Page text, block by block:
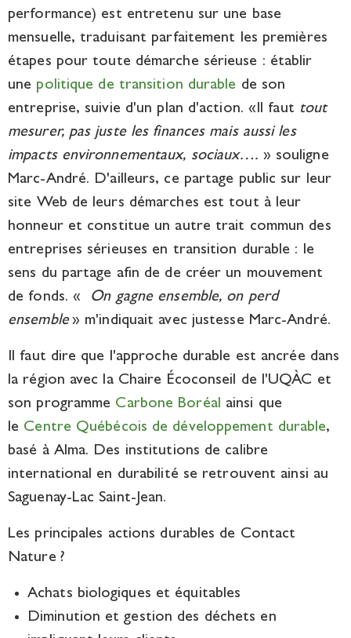
performance) est entretenu sur une base
mensuelle, traduisant parfaitement les premières
étapes pour toute démarche sérieuse : établir
une politique de transition durable de son
entreprise, suivie d'un plan d'action. «Il faut tout
mesurer, pas juste les finances mais aussi les
impacts environnementaux, sociaux…. » souligne
Marc-André. D'ailleurs, ce partage public sur leur
site Web de leurs démarches est tout à leur
honneur et constitue un autre trait commun des
entreprises sérieuses en transition durable : le
sens du partage afin de de créer un mouvement
de fonds. « On gagne ensemble, on perd
ensemble» m'indiquait avec justesse Marc-André.
Il faut dire que l'approche durable est ancrée dans
la région avec la Chaire Écoconseil de l'UQÀC et
son programme Carbone Boréal ainsi que
le Centre Québécois de développement durable,
basé à Alma. Des institutions de calibre
international en durabilité se retrouvent ainsi au
Saguenay-Lac Saint-Jean.
Les principales actions durables de Contact
Nature ?
Achats biologiques et équitables
Diminution et gestion des déchets en